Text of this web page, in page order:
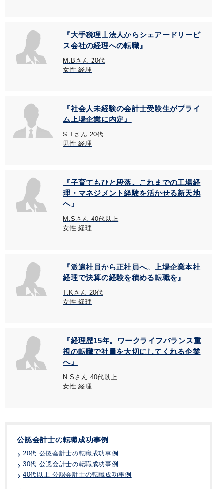
『大手税理士法人からシェアードサービ
ス会社の経理への転職』
M.Bさん 20代
女性 経理
『社会人未経験の会計士受験生がプライ
ム上場企業に内定』
S.Tさん 20代
男性 経理
『子育てもひと段落。これまでの工場経
理・マネジメント経験を活かせる新天地
へ』
M.Sさん 40代以上
女性 経理
『派遣社員から正社員へ。上場企業本社
経理で決算の経験を積める転職を』
T.Kさん 20代
女性 経理
『経理歴15年。ワークライフバランス重
視の転職で社員を大切にしてくれる企業
へ』
N.Sさん 40代以上
女性 経理
公認会計士の転職成功事例
20代 公認会計士の転職成功事例
30代 公認会計士の転職成功事例
40代以上 公認会計士の転職成功事例